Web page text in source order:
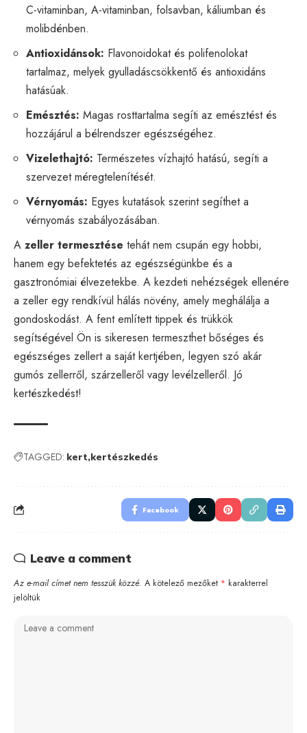
C-vitaminban, A-vitaminban, folsavban, káliumban és
molibdénben.
Antioxidánsok: Flavonoidokat és polifenolokat
tartalmaz, melyek gyulladáscsökkentő és antioxidáns
hatásúak.
Emésztés: Magas rosttartalma segíti az emésztést és
hozzájárul a bélrendszer egészségéhez.
Vizelethajtó: Természetes vízhajtó hatású, segíti a
szervezet méregtelenítését.
Vérnyomás: Egyes kutatások szerint segíthet a
vérnyomás szabályozásában.
A zeller termesztése tehát nem csupán egy hobbi,
hanem egy befektetés az egészségünkbe és a
gasztronómiai élvezetekbe. A kezdeti nehézségek ellenére
a zeller egy rendkívül hálás növény, amely meghálálja a
gondoskodást. A fent említett tippek és trükkök
segítségével Ön is sikeresen termeszthet bőséges és
egészséges zellert a saját kertjében, legyen szó akár
gumós zellerről, szárzelleről vagy levélzelleről. Jó
kertészkedést!
TAGGED: kert kertészkedés
Facebook
Leave a comment
Az e-mail címet nem tesszük közzé. A kötelező mezőket * karakterrel
jelöltük